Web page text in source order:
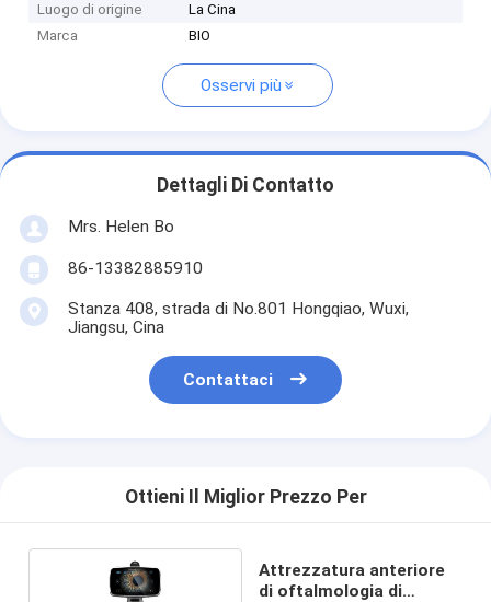
Luogo di origine
La Cina
Marca
BIO
Osservi più
Dettagli Di Contatto
Mrs. Helen Bo
86-13382885910
Stanza 408, strada di No.801 Hongqiao, Wuxi,
Jiangsu, Cina
Contattaci
Ottieni Il Miglior Prezzo Per
Attrezzatura anteriore
di oftalmologia di